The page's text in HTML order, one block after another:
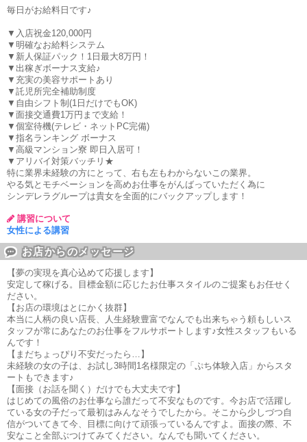
毎日がお給料日です♪
▼入店祝金120,000円
▼明確なお給料システム
▼新人保証パック！1日最大8万円！
▼出稼ぎボーナス支給♪
▼充実の美容サポートあり
▼託児所完全補助制度
▼自由シフト制(1日だけでもOK)
▼面接交通費1万円まで支給！
▼個室待機(テレビ・ネットPC完備)
▼指名ランキング ボーナス
▼高級マンション寮 即日入居可！
▼アリバイ対策バッチリ★
特に業界未経験の方にとって、右も左もわからないこの業界。
やる気とモチベーションを高めお仕事をがんばっていただく為に
シンデレラグループは貴女を全面的にバックアップします！
講習について
女性による講習
お店からのメッセージ
【夢の実現を真心込めて応援します】
安定して稼げる。目標金額に応じたお仕事スタイルのご提案もお任せく
ださい。
【お店の環境はとにかく抜群】
本当に人柄の良い店長、人生経験豊富でなんでも出来ちゃう頼もしいス
タッフが常にあなたのお仕事をフルサポートします♪女性スタッフもいる
んです！
【まだちょっぴり不安だったら…】
未経験の女の子は、お試し3時間1名様限定の「ぷち体験入店」からスタ
ートもできます♪
【面接（お話を聞く）だけでも大丈夫です】
はじめての風俗のお仕事なら誰だって不安なものです。今お店で活躍し
ている女の子だって最初はみんなそうでしたから。そこから少しづつ自
信がついてきて今、目標に向けて頑張っているんですよ。面接の際、不
安なこと全部ぶつけてみてください。なんでも聞いてください。